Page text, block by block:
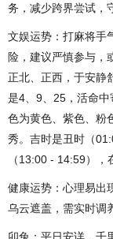
务，减少跨界尝试，
文娱运势：打麻将手
险，建议严慎参与，
正北、正西，于安静
是4、9、25，活命
色为黄色、紫色、粉
秀。吉时是丑时（
（13:00 - 14:59），
健康运势：心理易出
乌云遮盖，需实时调
卯兔：平日安详，千